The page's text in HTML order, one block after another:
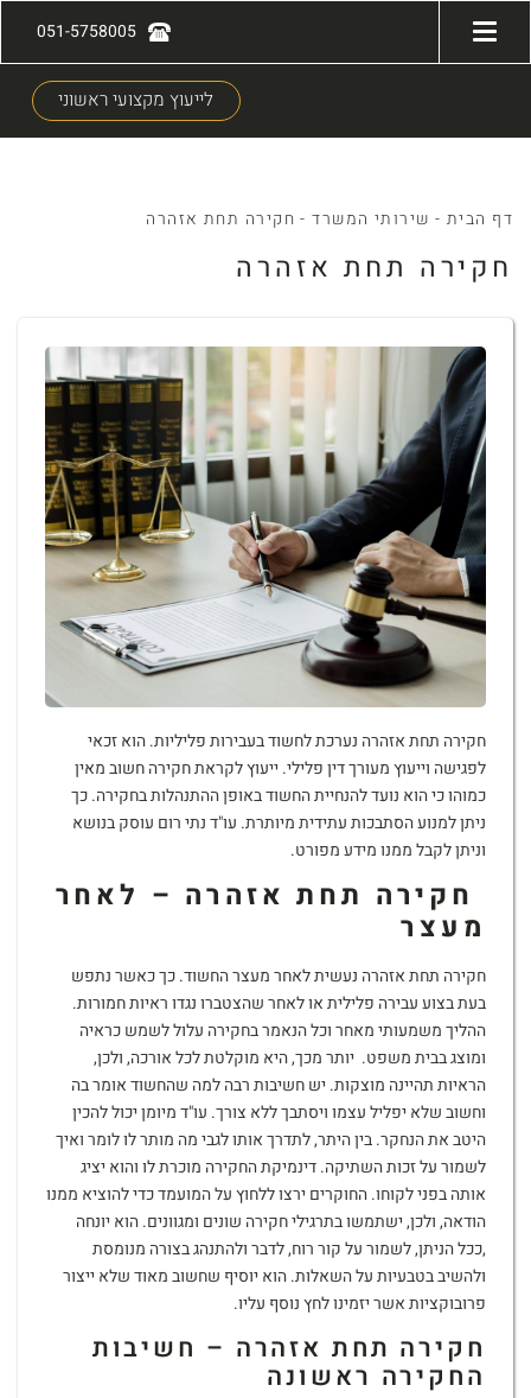
051-5758005
לייעוץ מקצועי ראשוני
דף הבית - שירותי המשרד- חקירה תחת אזהרה
חקירה תחת אזהרה
חקירה תחת אזהרה נערכת לחשוד בעבירות פליליות. הוא זכאי
לפגישה וייעוץ מעורך דין פלילי. ייעוץ לקראת חקירה חשוב מאין
כמוהו כי הוא נועד להנחיית החשוד באופן ההתנהלות בחקירה. כך
ניתן למנוע הסתבכות עתידית מיותרת. עו"ד נתי רום עוסק בנושא
וניתן לקבל ממנו מידע מפורט.
חקירה תחת אזהרה – לאחר
מעצר
חקירה תחת אזהרה נעשית לאחר מעצר החשוד. כך כאשר נתפש
בעת בצוע עבירה פלילית או לאחר שהצטברו נגדו ראיות חמורות.
ההליך משמעותי מאחר וכל הנאמר בחקירה עלול לשמש כראיה
ומוצג בבית משפט. יותר מכך, היא מוקלטת לכל אורכה, ולכן,
הראיות תהיינה מוצקות. יש חשיבות רבה למה שהחשוד אומר בה
וחשוב שלא יפליל עצמו ויסתבך ללא צורך. עו"ד מיומן יכול להכין
היטב את הנחקר. בין היתר, לתדרך אותו לגבי מה מותר לו לומר ואיך
לשמור על זכות השתיקה. דינמיקת החקירה מוכרת לו והוא יציג
אותה בפני לקוחו. החוקרים ירצו ללחוץ על המועמד כדי להוציא ממנו
הודאה, ולכן, ישתמשו בתרגילי חקירה שונים ומגוונים. הוא יונחה
,ככל הניתן, לשמור על קור רוח, לדבר ולהתנהג בצורה מנומסת
ולהשיב בטבעיות על השאלות. הוא יוסיף שחשוב מאוד שלא ייצור
פרובוקציות אשר יזמינו לחץ נוסף עליו.
חקירה תחת אזהרה – חשיבות
החקירה ראשונה